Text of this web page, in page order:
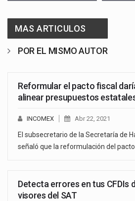
MAS ARTICULOS
POR EL MISMO AUTOR
Reformular el pacto fiscal
alinear presupuestos
INCOMEX Abr 22, 2021
El subsecretario de la Secretaría de
señaló que la reformulación del pacto…
Detecta errores en tus CFDIs
visores del SAT